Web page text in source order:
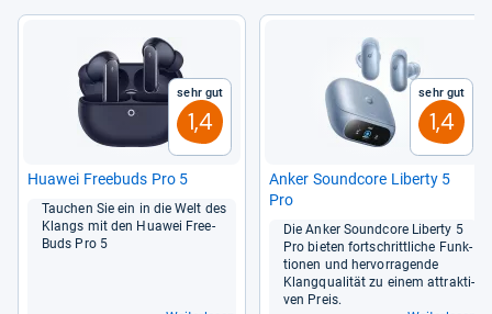
Sehr gut
1,4
Hua­wei Free­buds Pro 5
Tau­chen Sie ein in die Welt des
Klangs mit den Hua­wei Free­
Buds Pro 5
Sehr gut
1,4
Anker Sound­core Liberty 5
Pro
Die Anker Sound­core Liberty 5
Pro bie­ten fort­schritt­li­che Funk­
tio­nen und her­vor­ra­gende
Klang­qua­li­tät zu einem attrak­ti­
ven Preis.